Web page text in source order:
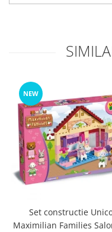
NEW
Set constructie
Maximilian Families